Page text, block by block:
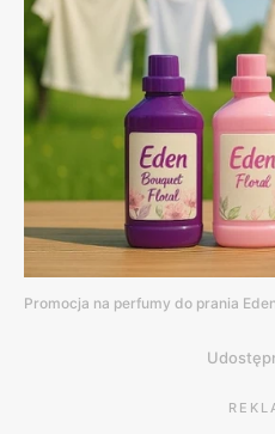
Promocja na perfumy do prania